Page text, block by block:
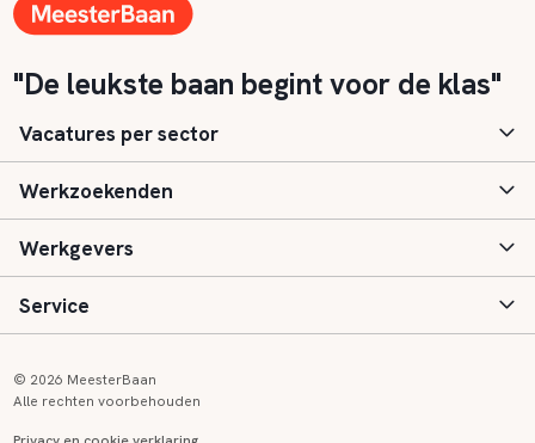
"De leukste baan begint voor de klas"
Vacatures per sector
Basisonderwijs
Speciaal (basis) onderwijs
Voortgezet onderwijs
Werkzoekenden
Aanmelden
Vacatures
Werkgevers
Inloggen
Service
© 2026 MeesterBaan
Alle rechten voorbehouden